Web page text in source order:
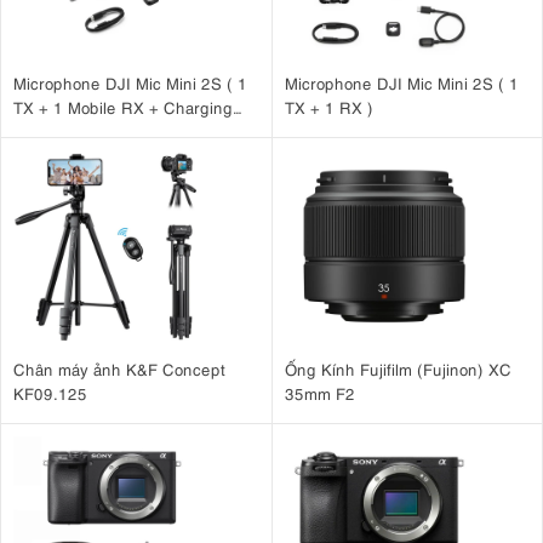
3.2. Dual Pixel CMOS AF và AF nhận diện mắt
nghệ lấy nét tự động nhanh và chính xác để giúp hiện thực hóa
tầm nhìn của bạn. Nó có vùng lấy nét mở rộng 88% theo chiều
có kết quả rõ nét hơn. Và với Eye Detection AF, bạn có thể đạt
được khả năng lấy nét tối ưu ngay cả từ xa. Tính năng cải tiến này
cũng cho phép bạn giữ cho mắt của đối tượng luôn rõ nét trong khi
chụp toàn bộ cơ thể của họ trong khung hình.
Microphone DJI Mic Mini 2S ( 1
TX + 1 Mobile RX + Charging
Microphone DJI Mic Mini 2S ( 1
TX + 1 RX )
Chân máy ảnh K&F Concept
KF09.125
Ống Kính Fujifilm (Fujinon) XC
35mm F2